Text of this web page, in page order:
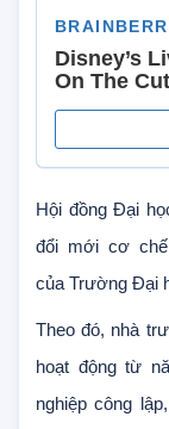
Hội đồng Đại
đổi mới cơ
của Trường Đại
Theo đó, nhà
hoạt động từ